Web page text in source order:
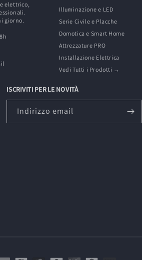
elettrico,
giorno.
Illuminazione e LED
Serie Civile e Placche
Domotica e Smart Home
Attrezzature PRO
Installazione Elettrica
Vedi Tutti i Prodotti →
ISCRIVITI PER LE NOVITÀ
Indirizzo email